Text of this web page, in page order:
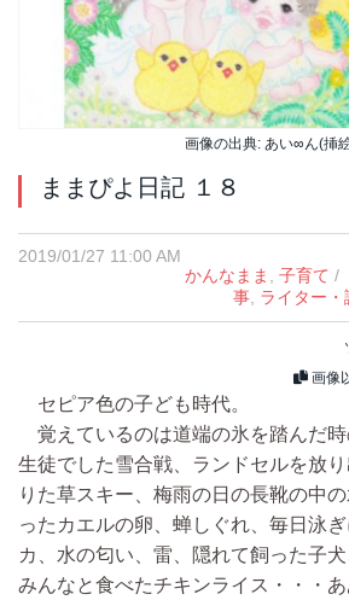
画像の出典: あい∞ん(挿
ままぴよ日記 １８
2019/01/27 11:00 AM
かんなまま , 子育て /
事, ライター
画像
セピア色の子ども時代。
覚えているのは道端の氷を踏んだ
生徒でした雪合戦、ランドセルを放
りた草スキー、梅雨の日の長靴の中
ったカエルの卵、蝉しぐれ、毎日泳
カ、水の匂い、雷、隠れて飼った子
みんなと食べたチキンライス・・・